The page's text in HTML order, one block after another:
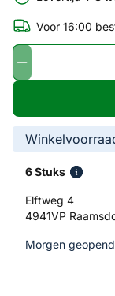
Voor 16:00
6 Stuks
Elftweg 4
4941VP
Morgen